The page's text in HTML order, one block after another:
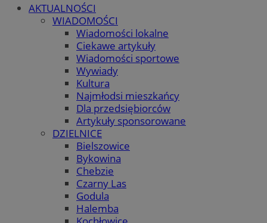
AKTUALNOŚCI
WIADOMOŚCI
Wiadomości lokalne
Ciekawe artykuły
Wiadomości sportowe
Wywiady
Kultura
Najmłodsi mieszkańcy
Dla przedsiębiorców
Artykuły sponsorowane
DZIELNICE
Bielszowice
Bykowina
Chebzie
Czarny Las
Godula
Halemba